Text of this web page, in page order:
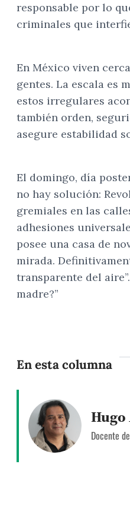
responsable por lo
criminales que
En México viven
gentes. La escala es
estos irregulares
también orden,
asegure estabilidad
El domingo, día
no hay solución:
gremiales en las
adhesiones
posee una casa de
mirada.
transparente del
madre?”
En esta columna
Docente